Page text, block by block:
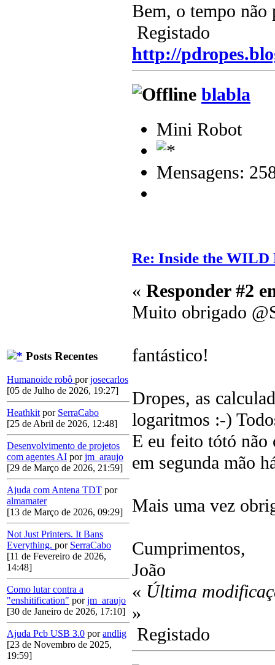
Posts Recentes
Humanoide robô porjosecarlos
[05 de Julho de 2026, 19:27]
Heathkit por SerraCabo
[25 de Abril de 2026, 12:48]
Desenvolvimento de projetos
com agentes AI porjm_araujo
[29 de Março de 2026, 21:59]
Ajuda com Antena TDT por
almamater
[13 de Março de 2026, 09:29]
Not Just Printers. It Bans
Everything. por SerraCabo
[11 de Fevereiro de 2026,
14:48]
Como lutar contra a
"enshitification" porjm_araujo
[30 de Janeiro de 2026, 17:10]
Ajuda Pcb USB 3.0 porandlig
[23 de Novembro de 2025,
19:59]
Bem, o tempo não
Registado
http://
blabla
Mini Robot
Mensagens:
Re: Inside the
« Responder #2
Muito obrigado
fantástico!
Dropes, as
logaritmos :-)
E eu feito tótó não
em segunda mão
Mais uma vez
Cumprimentos,
João
« Última
»
Registado